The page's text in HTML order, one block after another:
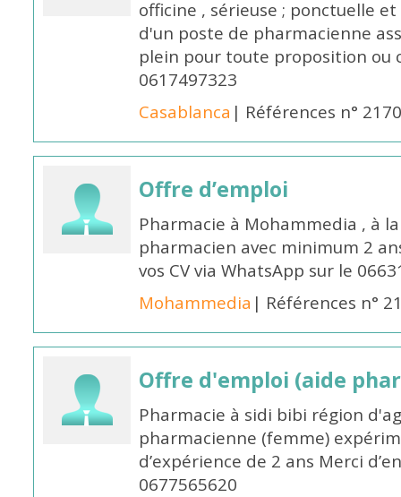
officine , sérieuse ; ponctuelle
d'un poste de pharmacienne
plein pour toute proposition ou
0617497323
Casablanca | Références n°
Offre d’emploi
Pharmacie à Mohammedia , à
pharmacien avec minimum 2
vos CV via WhatsApp sur le
Mohammedia | Références n°
Offre d'emploi (aide
Pharmacie à sidi bibi région
pharmacienne (femme)
d’expérience de 2 ans Merci
0677565620